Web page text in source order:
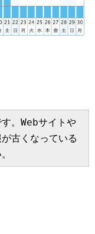
。Webサイトや
古くなっている